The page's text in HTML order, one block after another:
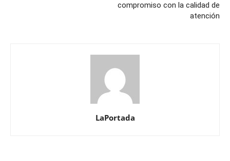
compromiso con la calidad de
atención
LaPortada